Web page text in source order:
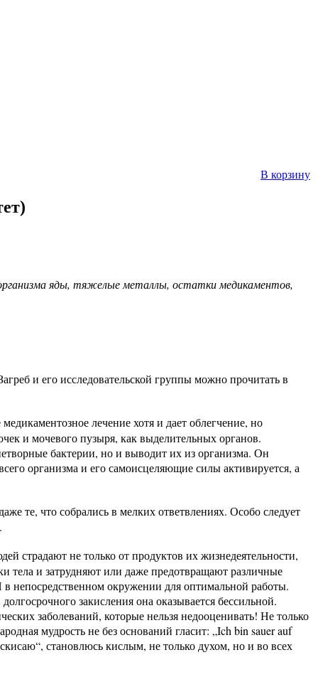
В корзину
яды, тяжелые металлы, остатки медикаментов,
и его исследовательской группы можно прочитать в
лечение хотя и дает облегчение, но
и мочевого пузыря, как выделительных органов.
бактерии, но и выводит их из организма. Он
организма и его самоисцеляющие силы активируется, а
те, что собрались в мелких ответвлениях. Особо следует
страдают не только от продуктов их жизнедеятельности,
и затрудняют или даже предотвращают различные
непосредственном окружении для оптимальной работы.
закисления она оказывается бессильной.
заболеваний, которые нельзя недооценивать! Не только
мудрость не без оснований гласит: „Ich bin sauer auf
становлюсь кислым, не только духом, но и во всех